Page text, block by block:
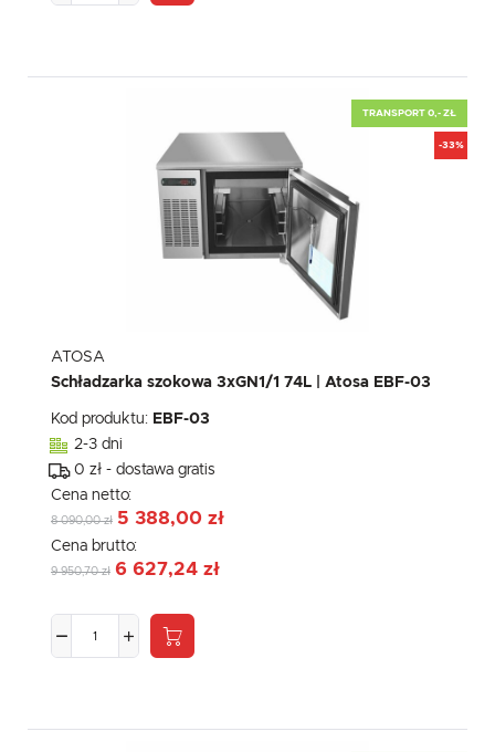
TRANSPORT 0,- ZŁ
-33%
ATOSA
Schładzarka szokowa 3xGN1/1 74L | Atosa EBF-03
Kod produktu: EBF-03
2-3 dni
0 zł - dostawa gratis
Cena netto:
8 090,00 zł 5 388,00 zł
Cena brutto:
9 950,70 zł 6 627,24 zł